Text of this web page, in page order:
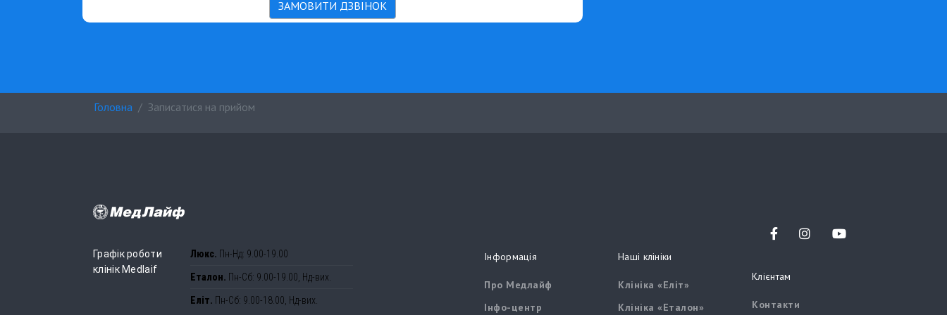
ЗАМОВИТИ ДЗВІНОК
Головна Записатися на прийом
Графік роботи
клінік Medlaif
Люкс. Пн-Нд: 9.00-19.00
Еталон. Пн-Сб: 9.00-19.00, Нд-вих.
Еліт. Пн-Сб: 9.00-18.00, Нд-вих.
Інформація
Про Медлайф
Інфо-центр
Наші клініки
Клініка «Еліт»
Клініка «Еталон»
facebookinstagramtwitter
Клієнтам
Контакти